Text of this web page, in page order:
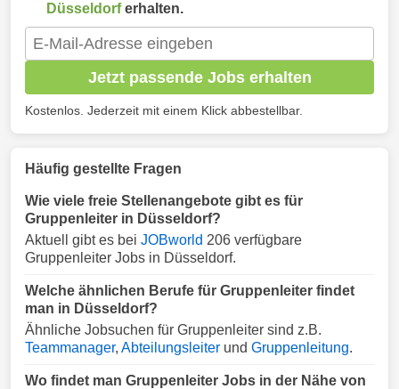
Düsseldorferhalten.
Jetzt passende Jobs erhalten
Kostenlos. Jederzeit mit einem Klick abbestellbar.
Häufig gestellte Fragen
Wie viele freie Stellenangebote gibt es für
Gruppenleiter in Düsseldorf?
Aktuell gibt es bei JOBworld 206 verfügbare
Gruppenleiter Jobs in Düsseldorf.
Welche ähnlichen Berufe für Gruppenleiter findet
man in Düsseldorf?
Ähnliche Jobsuchen für Gruppenleiter sind z.B.
Teammanager, Abteilungsleiter und Gruppenleitung.
Wo findet man Gruppenleiter Jobs in der Nähe von